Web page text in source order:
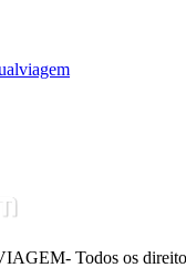
Todos os